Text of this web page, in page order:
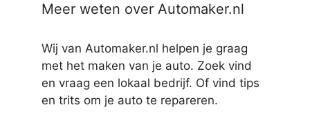
Meer weten over Automaker.nl
Wij van Automaker.nl helpen je graag
met het maken van je auto. Zoek vind
en vraag een lokaal bedrijf. Of vind tips
en trits om je auto te repareren.